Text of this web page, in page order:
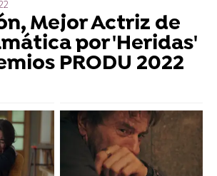
Mejor Actriz de
por 'Heridas'
PRODU 2022